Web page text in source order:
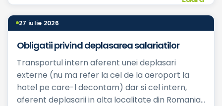
27 iulie 2026
Obligatii privind deplasarea salariatilor
Transportul intern aferent unei deplasari
externe (nu ma refer la cel de la aeroport la
hotel pe care-l decontam) dar si cel intern,
aferent deplasarii in alta localitate din Romania,